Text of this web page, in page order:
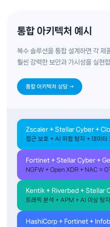
통합 아키텍처 예시
복수 솔루션을 통합 설계하면 각 제
훨씬 강력한 보안과 가시성을 실현
통합 아키텍처 상담 →
Zscaler + Stellar Cyber +
접근 보호 + AI 위협 탐지 + 데이
Fortinet + Stellar Cyber +
NGFW + Open XDR + NAC =
Kentik + Riverbed + Stellar
트래픽 분석 + APM + AI 이상 탐
HashiCorp + Fortinet +